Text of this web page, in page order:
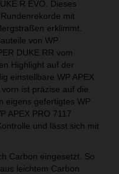
R EVO. Dieses
mit
erklimmt.
von WP
DUKE RR vom
Highlight auf der
einstellbare WP APEX
ist präzise auf die
eigens gefertigtes WP
APEX PRO 7117
und lässt sich mit
Carbon eingesetzt. So
leichtem Carbon